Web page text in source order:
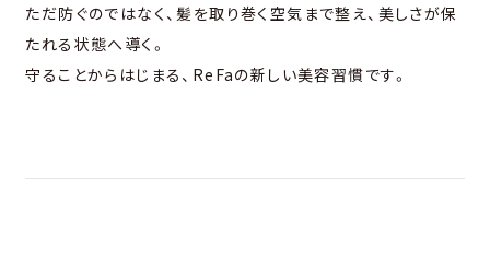
ただ防ぐのではなく、髪を取り巻く空気まで整え、美しさが保
たれる状態へ導く。
守ることからはじまる、ReFaの新しい美容習慣です。